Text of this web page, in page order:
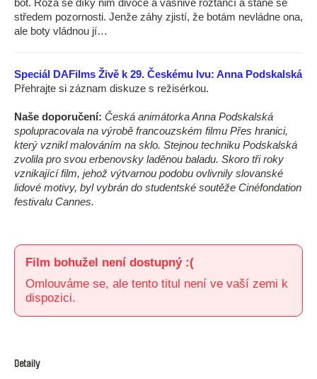
bot. Róza se díky nim divoce a vášnivě roztančí a stane se
středem pozornosti. Jenže záhy zjistí, že botám nevládne ona,
ale boty vládnou jí…
Speciál DAFilms Živě k 29. Českému lvu: Anna Podskalská
Přehrajte si záznam diskuze s režisérkou.
Naše doporučení: Česká animátorka Anna Podskalská
spolupracovala na výrobě francouzském filmu Přes hranici,
který vznikl malováním na sklo. Stejnou techniku Podskalská
zvolila pro svou erbenovsky laděnou baladu. Skoro tři roky
vznikající film, jehož výtvarnou podobu ovlivnily slovanské
lidové motivy, byl vybrán do studentské soutěže Cinéfondation
festivalu Cannes.
Film bohužel není dostupný :(
Omlouváme se, ale tento titul není ve vaší zemi k
dispozici.
Detaily